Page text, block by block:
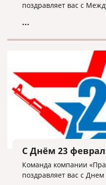
поздравляет вас с
...
С Днём 23
Команда компании
поздравляет вас с